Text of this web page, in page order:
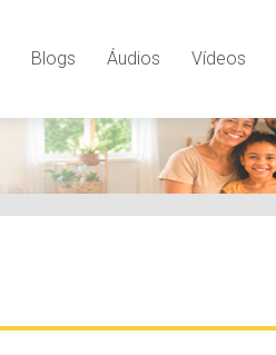
Blogs Áudios Vídeos